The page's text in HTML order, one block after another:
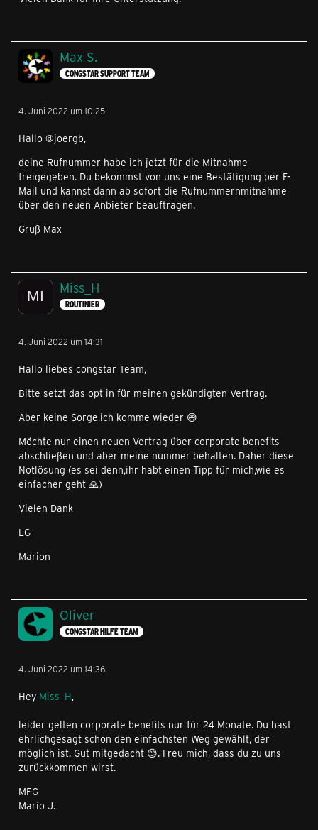
Max S.
CONGSTAR SUPPORT TEAM
4. Juni 2022 um 10:25
Hallo @joergb,
deine Rufnummer habe ich jetzt für die Mitnahme
freigegeben. Du bekommst von uns eine Bestätigung per E-
Mail und kannst dann ab sofort die Rufnummernmitnahme
über den neuen Anbieter beauftragen.
Gruß Max
Miss_H
ROUTINIER
4. Juni 2022 um 14:31
Hallo liebes congstar Team,
Bitte setzt das opt in für meinen gekündigten Vertrag.
Aber keine Sorge,ich komme wieder 😅
Möchte nur einen neuen Vertrag über corporate benefits
abschließen und aber meine nummer behalten. Daher diese
Notlösung (es sei denn,ihr habt einen Tipp für mich,wie es
einfacher geht 🙏)
Vielen Dank
LG
Marion
Oliver
CONGSTAR HILFE TEAM
4. Juni 2022 um 14:36
Hey Miss_H,
leider gelten corporate benefits nur für 24 Monate. Du hast
ehrlichgesagt schon den einfachsten Weg gewählt, der
möglich ist. Gut mitgedacht 😊. Freu mich, dass du zu uns
zurückkommen wirst.
MFG
Mario J.